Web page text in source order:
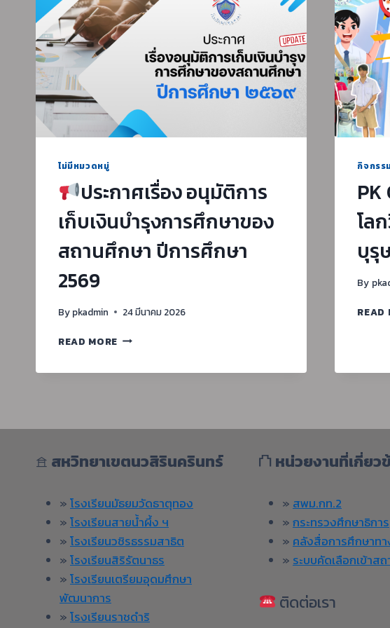
ไม่มีหมวดหมู่
ประกาศเรื่อง อนุมัติการ
เก็บเงินบำรุงการศึกษาของ
สถานศึกษา ปีการศึกษา
2569
By pkadmin 24 มีนาคม 2026
READ MORE
เงิน
การ
ศึกษา
สถาน
ศึกษา
ปี
การ
ศึกษา
2569
กิจกรร
PK
โล
บุรุ
By
READ
𖠿 สหวิทยาเขตนวสิรินครินทร์
»โรงเรียนมัธยมวัดธาตุทอง
»โรงเรียนสายน้ำผึ้ง ฯ
»โรงเรียนวชิรธรรมสาธิต
»โรงเรียนสิริรัตนาธร
»โรงเรียนเตรียมอุดมศึกษา
พัฒนาการ
»โรงเรียนราชดำริ
⛫ หน่วยงานที่เกี่ยว
» สพม.กท.2
»กระทรวงศึกษาธิการ
» คลังสื่อการศึกษาทา
» ระบบคัดเลือกเข้าส
ติดต่อเรา